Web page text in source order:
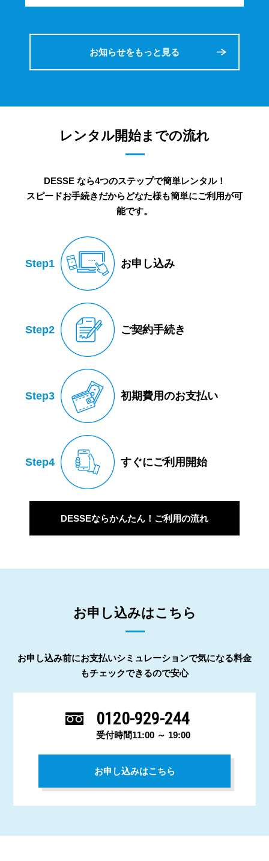
お知らせをもっと見る
レンタル開始までの流れ
DESSE なら4つのステップで簡単レンタル！
スピードお手続きだからどなた様も簡単にご利用が可
能です。
Step1 お申し込み
Step2 ご契約手続き
Step3 初期費用のお支払い
Step4 すぐにご利用開始
DESSEならかんたん！ご利用の流れ
お申し込みはこちら
お申し込み前にお支払いシミュレーションで気になる料金
もチェックできるので安心
0120-929-244
受付時間11:00 ～ 19:00
お申し込みはこちら